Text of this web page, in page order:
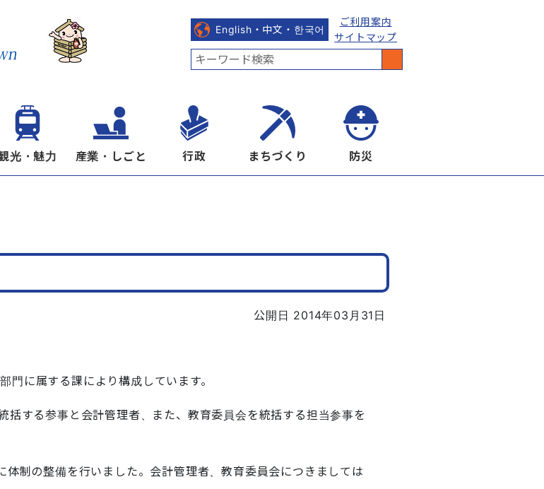
English・中文・한국어
ご利用案内
サイトマップ
光・魅力 産業・しごと 行政 まちづくり 防災
公開日 2014年03月31日
門に属する課により構成しています。
括する参事と会計管理者、また、教育委員会を統括する担当参事を
制の整備を行いました。会計管理者、教育委員会につきましては